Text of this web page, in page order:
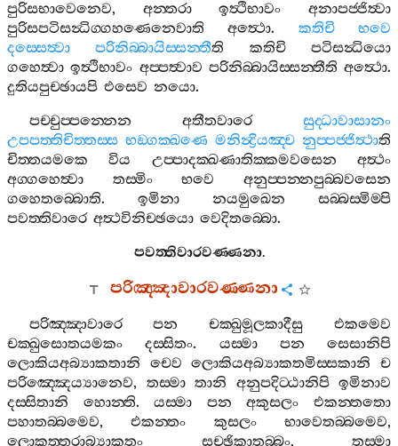
පුරිසභාවෙනෙව, අන‍්තරා ඉත්‍ථිභාවං
අනාපජ‍්ජිත්‍වා
පුරිසපටිසන්‍ධිග‍්ගහණෙනෙවාති
අත්‍ථො. කතිචි
භවෙ
දස‍්සෙත්‍වා
පරිනිබ‍්බායිස‍්සන‍්තීති කතිචි
පටිසන්‍ධියො
ගහෙත්‍වා ඉත්‍ථිභාවං අප‍්පත්‍වාව පරිනිබ‍්බායිස‍්සන‍්තීති අත්‍ථො.
දුතියපුච‍්ඡායපි එසෙව නයො.
පච‍්චුප‍්පන‍්නෙන
අතීතවාරෙ
සුද‍්ධාවාසානං
උපපත‍්තිචිත‍්තස‍්ස භඞ‍්ගක‍්ඛණෙ මනින්‍ද්‍රියඤ‍්ච නුප‍්පජ‍්ජිත්‍ථාති
චිත‍්තයමකෙ
විය උප‍්පාදක‍්ඛණාතික‍්කමවසෙන
අත්‍ථං
අග‍්ගහෙත්‍වා
තස‍්මිං භවෙ
අනුප‍්පන‍්නපුබ‍්බවසෙන
ගහෙතබ‍්බොති. ඉමිනා නයමුඛෙන
සබ‍්බස‍්මිම‍්පි
පවත‍්තිවාරෙ අත්‍ථවිනිච‍්ඡයො වෙදිතබ‍්බො.
පවත‍්තිවාරවණ‍්ණනා.
පරිඤ‍්ඤාවාරවණ‍්ණනා
පරිඤ‍්ඤාවාරෙ පන චක‍්ඛුමූලකාදීසු
එකමෙව
චක‍්ඛුසොතයමකං
දස‍්සිතං. යස‍්මා පන
සෙසානිපි
ලොකියඅබ්‍යාකතානි
චෙව ලොකියඅබ්‍යාකතමිස‍්සකානි
ච
පරිඤ‍්ඤෙය්‍යානෙව, තස‍්මා තානි අනුපදිට‍්ඨානිපි ඉමිනාව
දස‍්සිතානි
හොන‍්ති.යස‍්මා පන අකුසලං
එකන‍්තතො
පහාතබ‍්බමෙව,එකන‍්තං කුසලං භාවෙතබ‍්බමෙව,
ලොකුත‍්තරාබ්‍යාකතං
සච‍්ඡිකාතබ‍්බං, තස‍්මා